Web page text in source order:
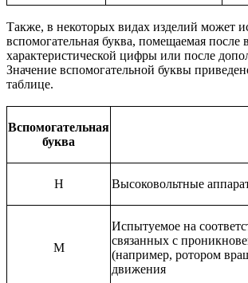
Также, в некоторых видах изделий может
вспомогательная буква, помещаемая после
характеристической цифры или после
Значение вспомогательной буквы
таблице.
Вспомогательная
буква
Н Высоковольтные
M
Испытуемое на
связанных с
(например, ротором
движения